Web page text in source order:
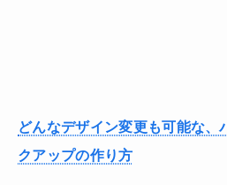
どんなデザイン変更も可能な、
クアップの作り方